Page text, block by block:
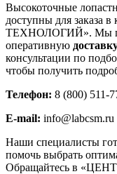
Высокоточные
доступны для
ТЕХНОЛОГИЙ». Мы
оперативную
консультации по
чтобы получить
Телефон: 8 (800) 511-
E-mail: info@labcsm.ru
Наши специалисты
помочь выбрать
Обращайтесь в